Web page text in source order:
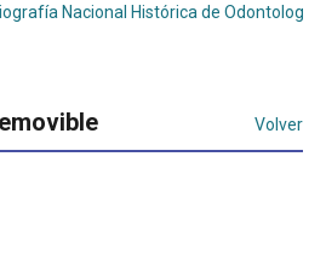
Nacional Histórica de Odontología
Volver